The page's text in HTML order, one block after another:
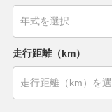
走行距離（km）